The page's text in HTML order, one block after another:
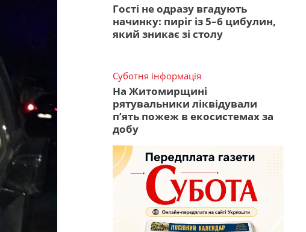
Гості не одразу вгадують
начинку: пиріг із 5–6 цибулин,
який зникає зі столу
Суботня інформація
На Житомирщині
рятувальники ліквідували
п’ять пожеж в екосистемах за
добу